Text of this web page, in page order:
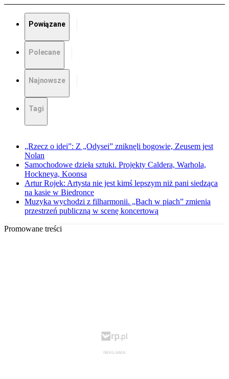
Powiązane
Polecane
Najnowsze
Tagi
„Rzecz o idei”: Z „Odysei” zniknęli bogowie, Zeusem jest
Nolan
Samochodowe dzieła sztuki. Projekty Caldera, Warhola,
Hockneya, Koonsa
Artur Rojek: Artysta nie jest kimś lepszym niż pani siedząca
na kasie w Biedronce
Muzyka wychodzi z filharmonii. „Bach w piach” zmienia
przestrzeń publiczną w scenę koncertową
Promowane treści